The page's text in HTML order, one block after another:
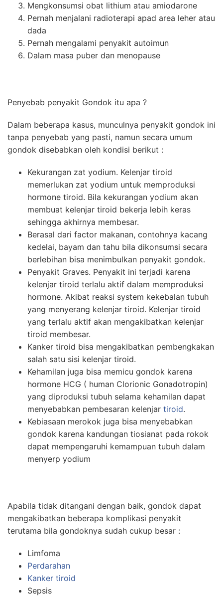
Mengkonsumsi obat lithium atau amiodarone
Pernah menjalani radioterapi apad area leher atau
dada
Pernah mengalami penyakit autoimun
Dalam masa puber dan menopause
Penyebab penyakit Gondok itu apa ?
Dalam beberapa kasus, munculnya penyakit gondok ini
tanpa penyebab yang pasti, namun secara umum
gondok disebabkan oleh kondisi berikut :
Kekurangan zat yodium. Kelenjar tiroid
memerlukan zat yodium untuk memproduksi
hormone tiroid. Bila kekurangan yodium akan
membuat kelenjar tiroid bekerja lebih keras
sehingga akhirnya membesar.
Berasal dari factor makanan, contohnya kacang
kedelai, bayam dan tahu bila dikonsumsi secara
berlebihan bisa menimbulkan penyakit gondok.
Penyakit Graves. Penyakit ini terjadi karena
kelenjar tiroid terlalu aktif dalam memproduksi
hormone. Akibat reaksi system kekebalan tubuh
yang menyerang kelenjar tiroid. Kelenjar tiroid
yang terlalu aktif akan mengakibatkan kelenjar
tiroid membesar.
Kanker tiroid bisa mengakibatkan pembengkakan
salah satu sisi kelenjar tiroid.
Kehamilan juga bisa memicu gondok karena
hormone HCG ( human Clorionic Gonadotropin)
yang diproduksi tubuh selama kehamilan dapat
menyebabkan pembesaran kelenjar tiroid.
Kebiasaan merokok juga bisa menyebabkan
gondok karena kandungan tiosianat pada rokok
dapat mempengaruhi kemampuan tubuh dalam
menyerp yodium
Apabila tidak ditangani dengan baik, gondok dapat
mengakibatkan beberapa komplikasi penyakit
terutama bila gondoknya sudah cukup besar :
Limfoma
Perdarahan
Kanker tiroid
Sepsis